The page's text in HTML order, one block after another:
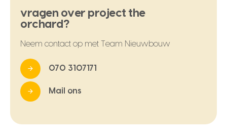
vragen over project the
orchard?
Neem contact op met Team Nieuwbouw
070 3107171
Mail ons